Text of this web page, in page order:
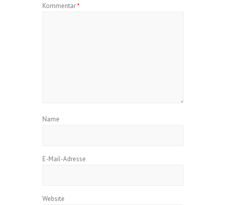
Kommentar*
Name
E-Mail-Adresse
Website